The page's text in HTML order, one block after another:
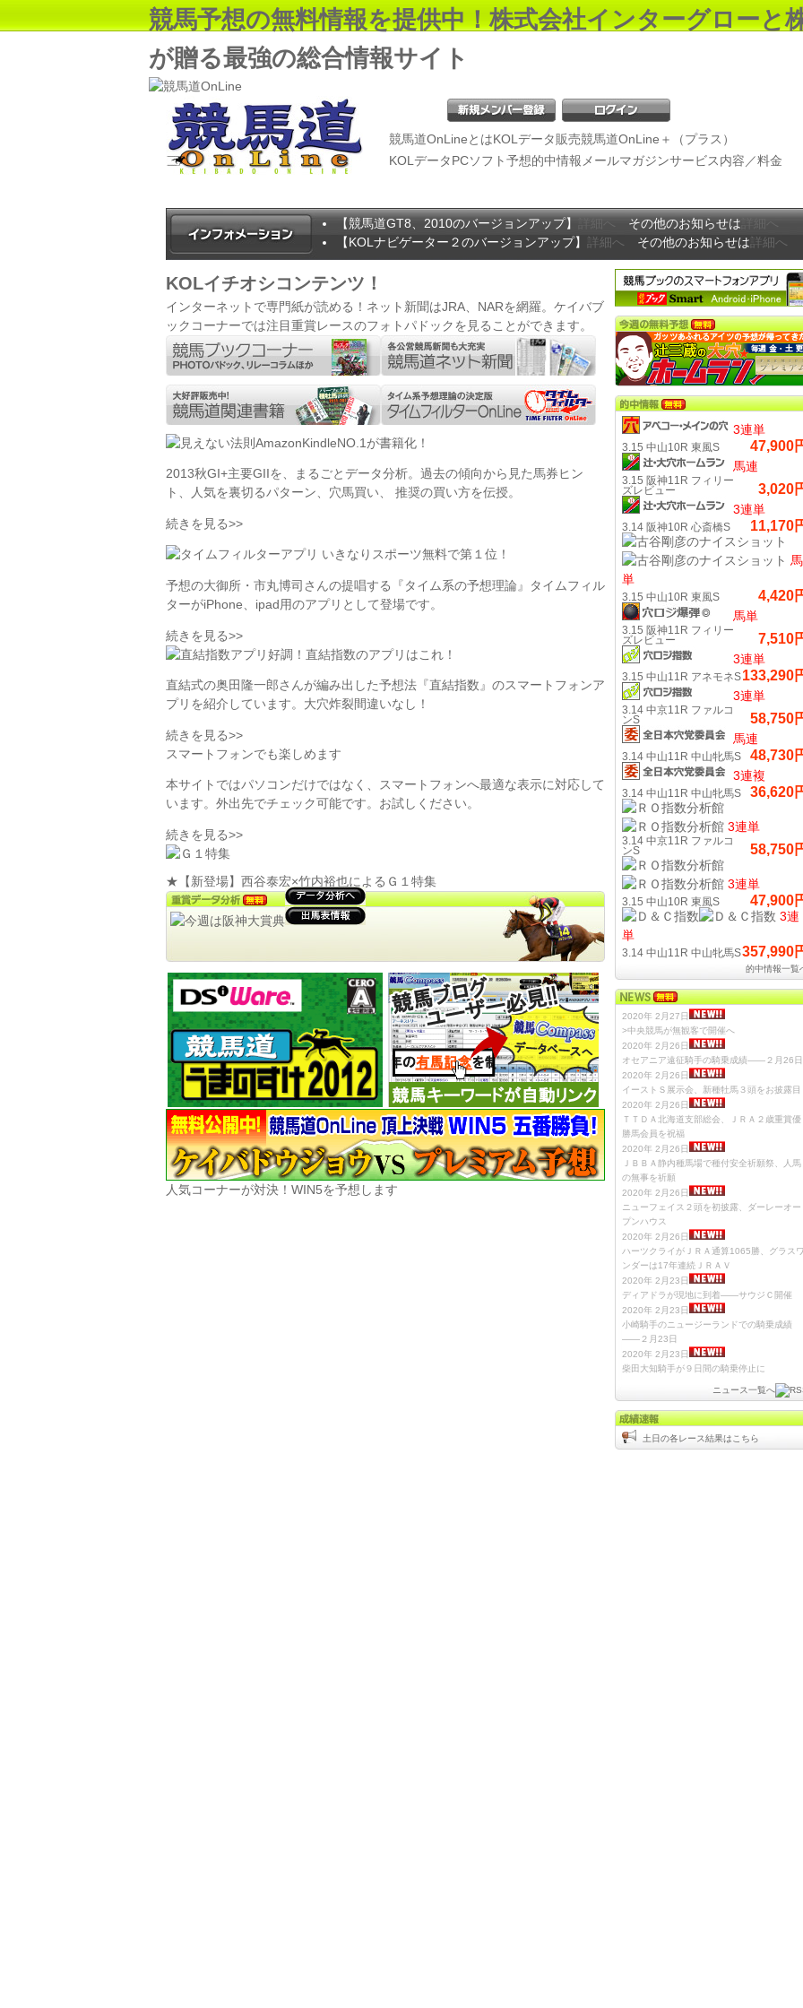
競馬予想の無料情報を提供中！株式会社インターグローと
が贈る最強の総合情報サイト
競馬道OnLineとは KOLデータ販売競馬道OnLine＋（プラス）
KOLデータ PCソフト 予想的中情報 メールマガジンサービス内容／料金
【競馬道GT8、2010のバージョンアップ】 その他のお知らせは
【KOLナビゲーター２のバージョンアップ】
詳細へ その他のお知らせは 詳細へ
KOLイチオシコンテンツ！
インターネットで専門紙が読める！ネット新聞はJRA、NARを網羅。ケイバブ
ックコーナーでは注目重賞レースのフォトパドックを見ることができます。
AmazonKindleNO.1が書籍化！
2013秋GI+主要GIIを、まるごとデータ分析。過去の傾向から見た馬券ヒン
ト、人気を裏切るパターン、穴馬買い、 推奨の買い方を伝授。
続きを見る>>
いきなりスポーツ無料で第１位！
予想の大御所・市丸博司さんの提唱する『タイム系の予想理論』タイムフィル
ターがiPhone、ipad用のアプリとして登場です。
続きを見る>>
好調！直結指数のアプリはこれ！
直結式の奥田隆一郎さんが編み出した予想法『直結指数』のスマートフォンア
プリを紹介しています。大穴炸裂間違いなし！
続きを見る>>
スマートフォンでも楽しめます
本サイトではパソコンだけではなく、スマートフォンへ最適な表示に対応して
います。外出先でチェック可能です。お試しください。
続きを見る>>
★【新登場】西谷泰宏×竹内裕也によるＧ１特集
人気コーナーが対決！WIN5を予想します
3連単
3.15 中山10R 東風S 47,900
馬連
3.15 阪神11R フィリー
ズレビュー
3,020
3連単
3.14 阪神10R 心斎橋S 11,170
馬
単
3.15 中山10R 東風S 4,420
馬単
3.15 阪神11R フィリー
ズレビュー
7,510
3連単
3.15 中山11R アネモネS133,290
3連単
3.14 中京11R ファルコ
ンS
58,750
馬連
3.14 中山11R 中山牝馬S 48,730
3連複
3.14 中山11R 中山牝馬S 36,620
3連単
3.14 中京11R ファルコ
ンS
58,750
3連単
3.15 中山10R 東風S 47,900
3連
単
3.14 中山11R 中山牝馬S357,990
的中情報一覧
2020年 2月27日
>中央競馬が無観客で開催へ
2020年 2月26日
オセアニア遠征騎手の騎乗成績――２月26日
2020年 2月26日
イーストＳ展示会、新種牡馬３頭をお披露目
2020年 2月26日
ＴＴＤＡ北海道支部総会、ＪＲＡ２歳重賞優
勝馬会員を祝福
2020年 2月26日
ＪＢＢＡ静内種馬場で種付安全祈願祭、人馬
の無事を祈願
2020年 2月26日
ニューフェイス２頭を初披露、ダーレーオー
プンハウス
2020年 2月26日
ハーツクライがＪＲＡ通算1065勝、グラス
ンダーは17年連続ＪＲＡＶ
2020年 2月23日
ディアドラが現地に到着――サウジＣ開催
2020年 2月23日
小崎騎手のニュージーランドでの騎乗成績
――２月23日
2020年 2月23日
柴田大知騎手が９日間の騎乗停止に
ニュース一覧へ
土日の各レース結果はこちら